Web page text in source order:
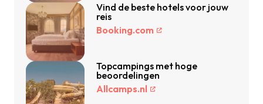
Vind de beste hotels voor jouw
reis
Booking.com
Topcampings met hoge
beoordelingen
Allcamps.nl